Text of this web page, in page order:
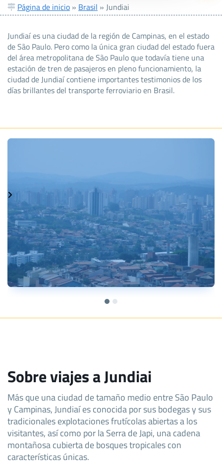
Página de inicio » Brasil » Jundiai
Jundiaí es una ciudad de la región de Campinas, en el estado
de São Paulo. Pero como la única gran ciudad del estado fuera
del área metropolitana de São Paulo que todavía tiene una
estación de tren de pasajeros en pleno funcionamiento, la
ciudad de Jundiaí contiene importantes testimonios de los
días brillantes del transporte ferroviario en Brasil.
Sobre viajes a Jundiai
Más que una ciudad de tamaño medio entre São Paulo
y Campinas, Jundiaí es conocida por sus bodegas y sus
tradicionales explotaciones frutícolas abiertas a los
visitantes, así como por la Serra de Japi, una cadena
montañosa cubierta de bosques tropicales con
características únicas.